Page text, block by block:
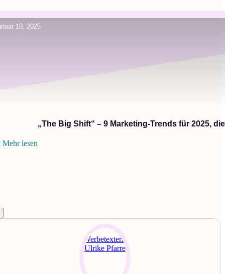
10, 2025
„The Big Shift“ – 9 Marketing-Trends für 2025,
Mehr lesen